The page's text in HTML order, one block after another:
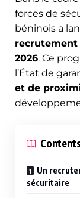
forces de
béninois a
recrutement
2026. Ce
l’État de
et de
Un
sécuritaire